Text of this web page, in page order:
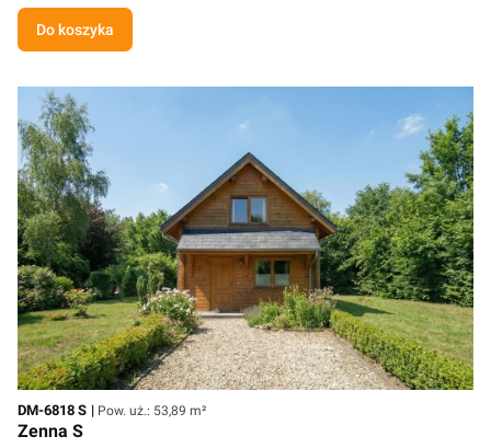
Do koszyka
Kod
DM-6818 S Powierzchnia użytkowa
Pow. uż.: 53,89 m²
Zenna S